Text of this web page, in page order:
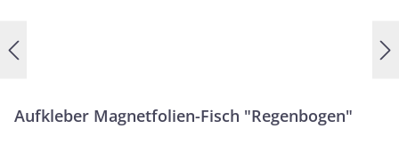
Aufkleber Magnetfolien-Fisch "Regenbogen"